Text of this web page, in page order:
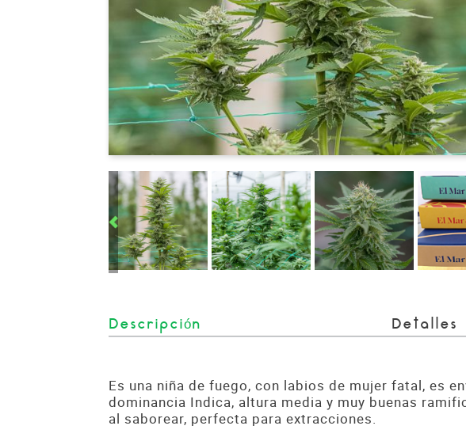
Descripción Detalles
Es una niña de fuego, con labios de mujer fatal, es
dominancia Indica, altura media y muy buenas
al saborear, perfecta para extracciones.